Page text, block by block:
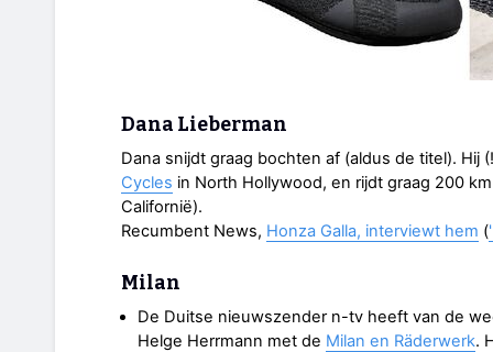
Dana Lieberman
Dana snijdt graag bochten af (aldus de titel). Hij
Cycles in North Hollywood, en rijdt graag 200
Californië).
Recumbent News, Honza Galla, interviewt hem (
Milan
De Duitse nieuwszender n-tv heeft van de
Helge Herrmann met de Milan en Räderwerk.